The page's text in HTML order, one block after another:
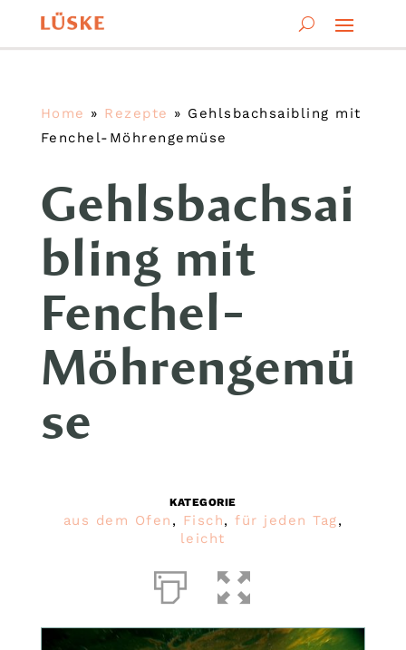
Home » Rezepte » Gehlsbachsaibling mit
Fenchel-Möhrengemüse
Gehlsbachsai
bling mit
Fenchel-
Möhrengemü
se
KATEGORIE
aus dem Ofen , Fisch,für jeden Tag,
leicht